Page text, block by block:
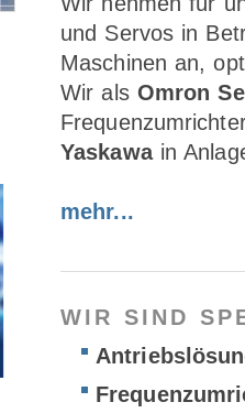
und Servos in
Maschinen an,
Wir alsOmron
Yaskawa in
mehr...
WIR SIND